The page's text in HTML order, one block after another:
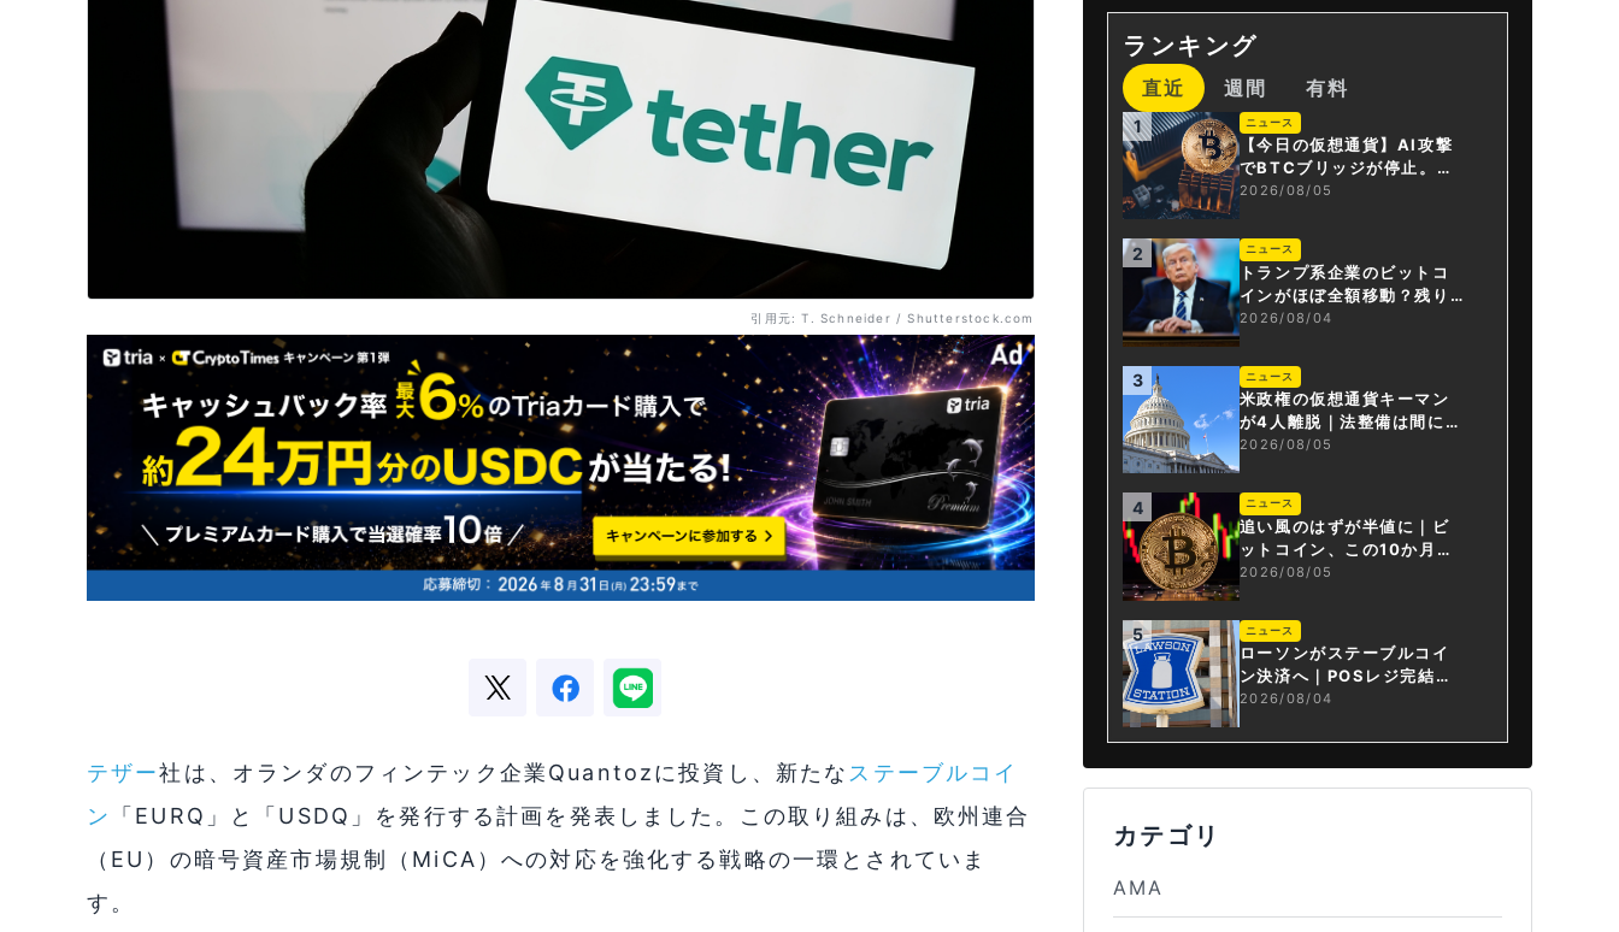
引用元: T. Schneider / Shutterstock.com
テザー社は、オランダのフィンテック企業Quantozに投資し、新たなステーブルコイ
ン
「EURQ」と「USDQ」を発行する計画を発表しました。この取り組みは、欧州連合
（EU）の暗号資産市場規制（MiCA）への対応を強化する戦略の一環とされていま
す。
ランキング
直近 週間 有料
1 ニュース
【今日の仮想通貨】AI攻撃
でBTCブリッジが停止。金
融庁が「暗号資産・ステー
2026/08/05
2 ニュース
トランプ系企業のビットコ
インがほぼ全額移動？残り
は3.43BTCか
2026/08/04
3 ニュース
米政権の仮想通貨キーマン
が4人離脱｜法整備は間に合
うか
2026/08/05
4 ニュース
追い風のはずが半値に｜ビ
ットコイン、この10か月で
何が起きたか
2026/08/05
5 ニュース
ローソンがステーブルコイ
ン決済へ｜POSレジ完結は
国内初
2026/08/04
カテゴリ
AMA